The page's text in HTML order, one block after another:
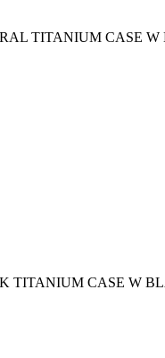
TITANIUM CASE
TITANIUM CASE W